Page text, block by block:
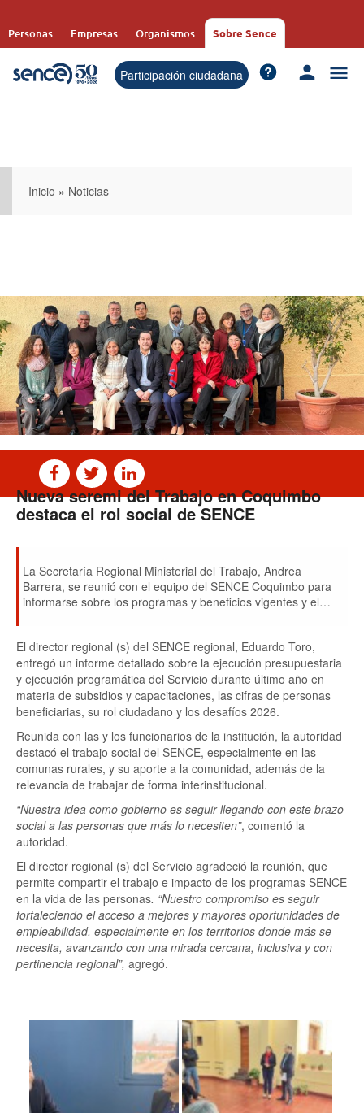
contenido
Personas Empresas Organismos Sobre Sence
Participación ciudadana
Inicio » Noticias
Nueva seremi del Trabajo en Coquimbo
destaca el rol social de SENCE
La Secretaría Regional Ministerial del Trabajo, Andrea
Barrera, se reunió con el equipo del SENCE Coquimbo para
informarse sobre los programas y beneficios vigentes y el
El director regional (s) del SENCE regional, Eduardo Toro,
entregó un informe detallado sobre la ejecución presupuestaria
y ejecución programática del Servicio durante último año en
materia de subsidios y capacitaciones, las cifras de personas
beneficiarias, su rol ciudadano y los desafíos 2026.
Reunida con las y los funcionarios de la institución, la autoridad
destacó el trabajo social del SENCE, especialmente en las
comunas rurales, y su aporte a la comunidad, además de la
relevancia de trabajar de forma interinstitucional.
“Nuestra idea como gobierno es seguir llegando con este brazo
social a las personas que más lo necesiten”, comentó la
autoridad.
El director regional (s) del Servicio agradeció la reunión, que
permite compartir el trabajo e impacto de los programas SENCE
en la vida de las personas. “Nuestro compromiso es seguir
fortaleciendo el acceso a mejores y mayores oportunidades de
empleabilidad, especialmente en los territorios donde más se
necesita, avanzando con una mirada cercana, inclusiva y con
pertinencia regional”, agregó.